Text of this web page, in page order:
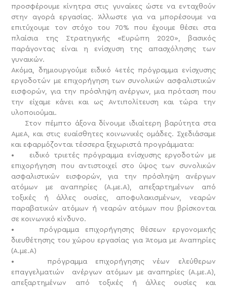
προσφέρουμε κίνητρα στις γυναίκες ώστε να ενταχθούν
στην αγορά εργασίας. Άλλωστε για να μπορέσουμε να
επιτύχουμε τον στόχο του 70% που έχουμε θέσει στα
πλαίσια της Στρατηγικής «Ευρώπη 2020», βασικός
παράγοντας είναι η ενίσχυση της απασχόλησης των
γυναικών.
Ακόμα, δημιουργούμε ειδικό 4ετές πρόγραμμα ενίσχυσης
εργοδοτών με επιχορήγηση των συνολικών ασφαλιστικών
εισφορών, για την πρόσληψη ανέργων, μια πρόταση που
την είχαμε κάνει και ως Αντιπολίτευση και τώρα την
υλοποιούμαι.
Στον πέμπτο άξονα δίνουμε ιδιαίτερη βαρύτητα στα
ΑμεΑ, και στις ευαίσθητες κοινωνικές ομάδες. Σχεδιάσαμε
και εφαρμόζονται τέσσερα ξεχωριστά προγράμματα:
• ειδικό τριετές πρόγραμμα ενίσχυσης εργοδοτών με
επιχορήγηση που αντιστοιχεί στο ύψος των συνολικών
ασφαλιστικών εισφορών, για την πρόσληψη ανέργων
ατόμων με αναπηρίες (A.με.Α), απεξαρτημένων από
τοξικές ή άλλες ουσίες, αποφυλακισμένων, νεαρών
παραβατικών ατόμων ή νεαρών ατόμων που βρίσκονται
σε κοινωνικό κίνδυνο.
• πρόγραμμα επιχορήγησης θέσεων εργονομικής
διευθέτησης του χώρου εργασίας για Άτομα με Αναπηρίες
(A.με.Α)
• πρόγραμμα επιχορήγησης νέων ελεύθερων
επαγγελματιών ανέργων ατόμων με αναπηρίες (A.με.Α),
απεξαρτημένων από τοξικές ή άλλες ουσίες και